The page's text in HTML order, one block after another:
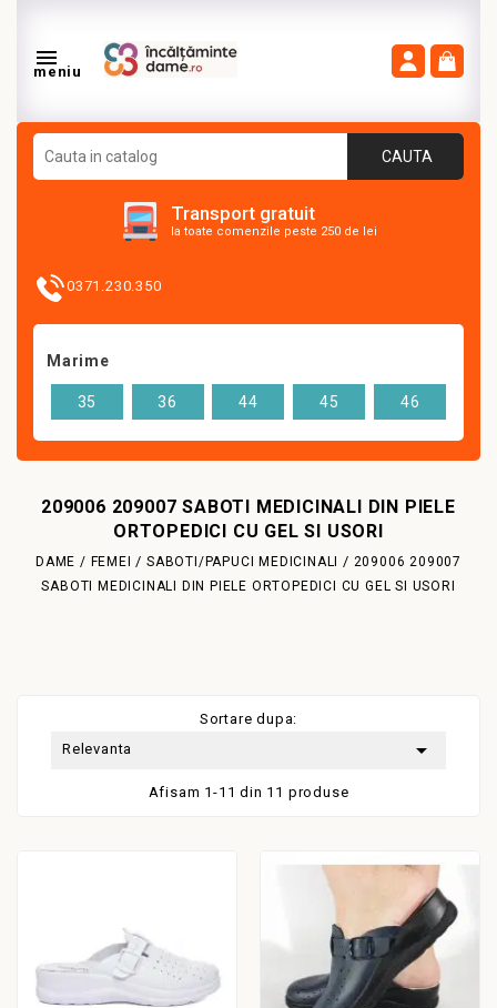

meniu
CAUTA
Transport gratuit
la toate comenzile peste 250 de lei
0371.230.350
Marime
35 36 44 45 46
209006 209007 SABOTI MEDICINALI DIN PIELE
ORTOPEDICI CU GEL SI USORI
DAME / FEMEI SABOTI/PAPUCI MEDICINALI
209006 209007
SABOTI MEDICINALI DIN PIELE ORTOPEDICI CU GEL SI USORI
Sortare dupa:
Relevanta

Afisam 1-11 din 11 produse